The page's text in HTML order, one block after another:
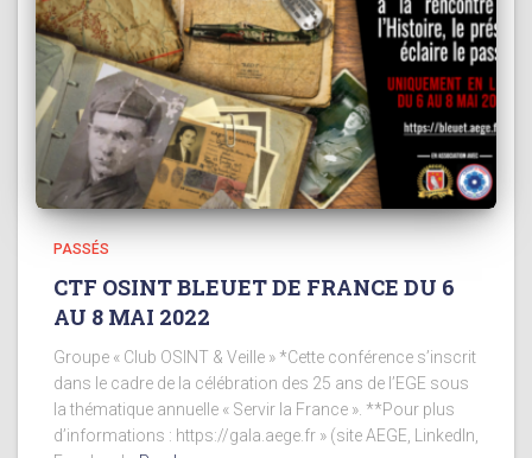
PASSÉS
CTF OSINT BLEUET DE FRANCE DU 6
AU 8 MAI 2022
Groupe « Club OSINT & Veille » *Cette conférence s’inscrit
dans le cadre de la célébration des 25 ans de l’EGE sous
la thématique annuelle « Servir la France ». **Pour plus
d’informations : https://gala.aege.fr » (site AEGE, LinkedIn,